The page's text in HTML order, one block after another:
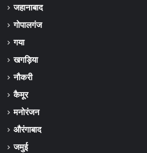
जहानाबाद
गोपालगंज
गया
खगड़िया
नौकरी
कैमूर
मनोरंजन
औरंगाबाद
जमुई